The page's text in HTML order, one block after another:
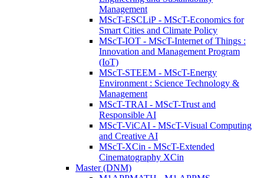
Management
MScT-ESCLiP - MScT-Economics for
Smart Cities and Climate Policy
MScT-IOT - MScT-Internet of Things :
Innovation and Management Program
(IoT)
MScT-STEEM - MScT-Energy
Environment : Science Technology &
Management
MScT-TRAI - MScT-Trust and
Responsible AI
MScT-ViCAI - MScT-Visual Computing
and Creative AI
MScT-XCin - MScT-Extended
Cinematography XCin
Master (DNM)